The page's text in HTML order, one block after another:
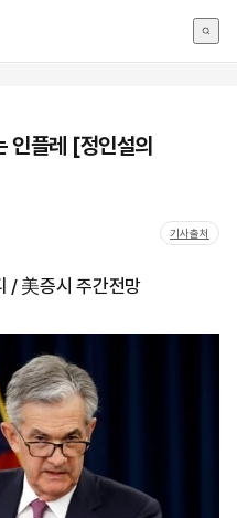
인플레 [정인설의
기사출처
/ 美증시 주간전망